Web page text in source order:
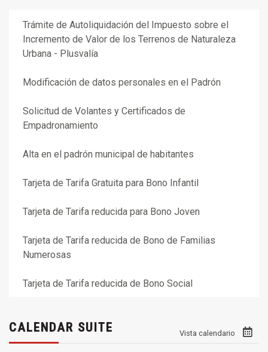
Trámite de Autoliquidación del Impuesto sobre el
Incremento de Valor de los Terrenos de Naturaleza
Urbana - Plusvalía
Modificación de datos personales en el Padrón
Solicitud de Volantes y Certificados de
Empadronamiento
Alta en el padrón municipal de habitantes
Tarjeta de Tarifa Gratuita para Bono Infantil
Tarjeta de Tarifa reducida para Bono Joven
Tarjeta de Tarifa reducida de Bono de Familias
Numerosas
Tarjeta de Tarifa reducida de Bono Social
CALENDAR SUITE Vista calendario